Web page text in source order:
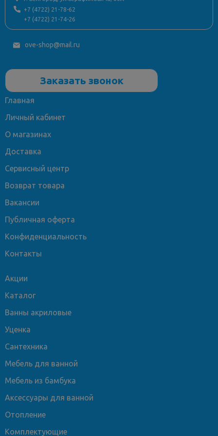
+7 (4722) 21-78-62
+7 (4722) 21-74-26
ove-shop@mail.ru
Заказать звонок
Главная
Личный кабинет
О магазинах
Доставка
Сервисный центр
Возврат товара
Вакансии
Публичная оферта
Конфиденциальность
Контакты
Акции
Каталог
Ванны акриловые
Уценка
Сантехника
Мебель для ванной
Мебель из бамбука
Аксессуары для ванной
Отопление
Комплектующие